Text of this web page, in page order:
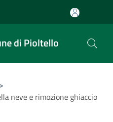
di Pioltello
>
neve e rimozione ghiaccio